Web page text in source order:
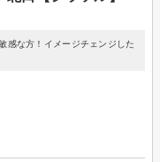
感な方！イメージチェンジした